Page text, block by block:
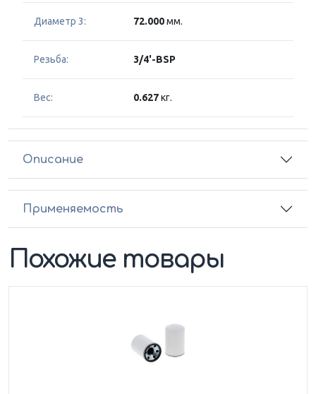
Диаметр 3: 72.000мм.
Резьба: 3/4'-BSP
Вес: 0.627кг.
Описание
Применяемость
Похожие товары